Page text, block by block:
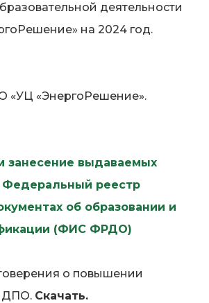
деятельности
на 2024 год.
«УЦ «ЭнергоРешение».
занесение выдаваемых
Федеральный реестр
об образовании и
(ФИС ФРДО)
о повышении
ДПО. Скачать.